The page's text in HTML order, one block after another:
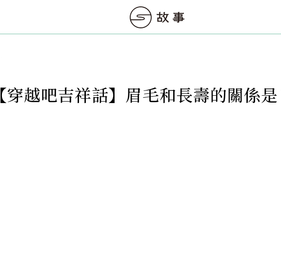
【穿越吧吉祥話】眉毛和長壽的關係是